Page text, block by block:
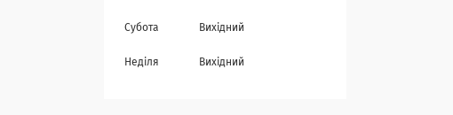
Субота Вихідний
Неділя Вихідний